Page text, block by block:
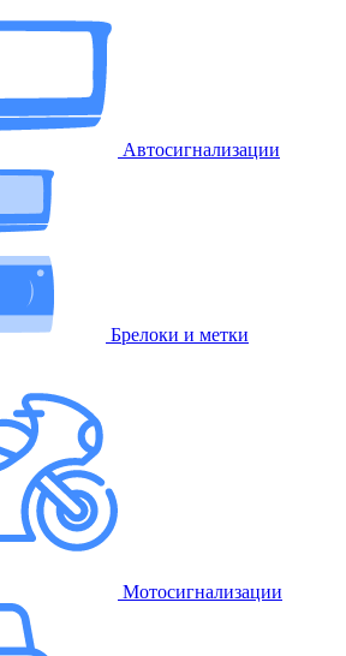
Автосигнализации
Брелоки и метки
Мотосигнализации